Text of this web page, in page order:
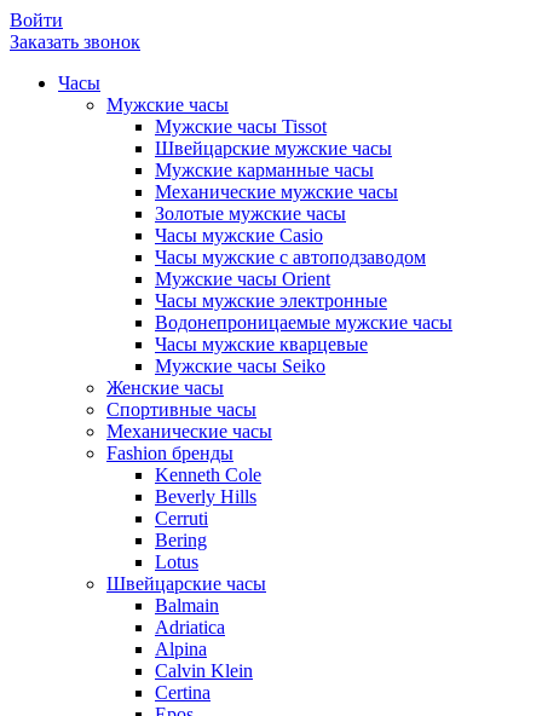
Войти
Заказать звонок
Часы
Мужские часы
Мужские часы Tissot
Швейцарские мужские часы
Мужские карманные часы
Механические мужские часы
Золотые мужские часы
Часы мужские Casio
Часы мужские с автоподзаводом
Мужские часы Orient
Часы мужские электронные
Водонепроницаемые мужские часы
Часы мужские кварцевые
Мужские часы Seiko
Женские часы
Спортивные часы
Механические часы
Fashion бренды
Kenneth Cole
Beverly Hills
Cerruti
Bering
Lotus
Швейцарские часы
Balmain
Adriatica
Alpina
Calvin Klein
Certina